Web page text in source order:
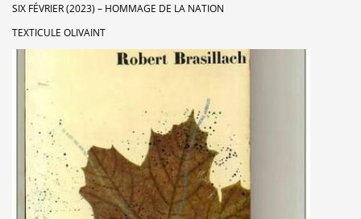
SIX FÉVRIER (2023) – HOMMAGE DE LA NATION
TEXTICULE OLIVAINT